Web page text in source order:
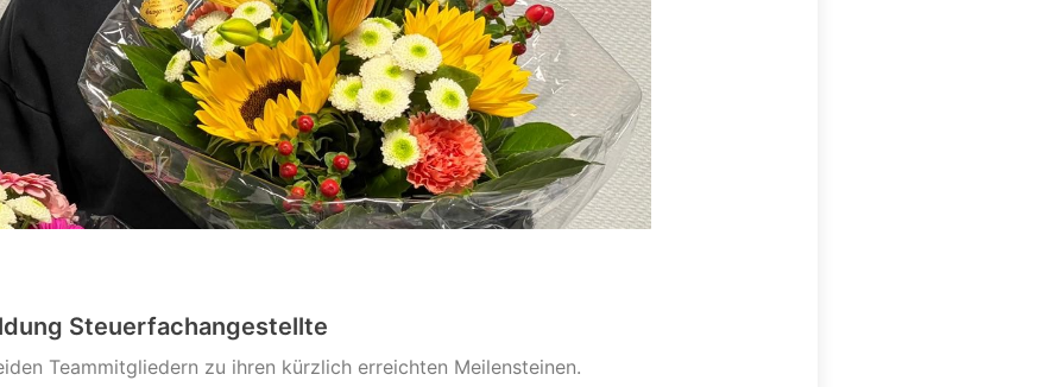
Steuerfachangestellte
Teammitgliedern zu ihren kürzlich erreichten Meilensteinen.